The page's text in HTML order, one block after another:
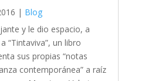
| Blog
y le dio espacio, a
“Tintaviva”, un libro
sus propias “notas
contemporánea” a raíz